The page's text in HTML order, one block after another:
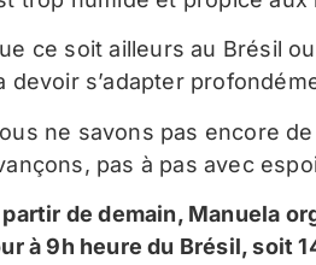
ce soit ailleurs au Brésil
devoir s’adapter
ne savons pas encore
pas à pas avec
partir de demain, Manuela
à 9h heure du Brésil, soit